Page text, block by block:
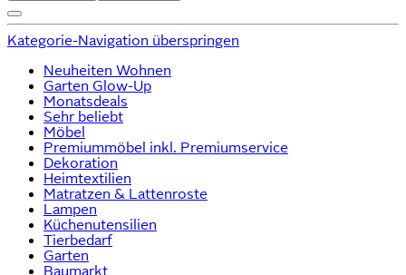
Kategorie-Navigation überspringen
Neuheiten Wohnen
Garten Glow-Up
Monatsdeals
Sehr beliebt
Möbel
Premiummöbel inkl. Premiumservice
Dekoration
Heimtextilien
Matratzen & Lattenroste
Lampen
Küchenutensilien
Tierbedarf
Garten
Baumarkt